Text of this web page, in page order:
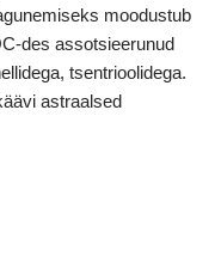
moodustub
des assotsieerunud
tsentrioolidega.
astraalsed